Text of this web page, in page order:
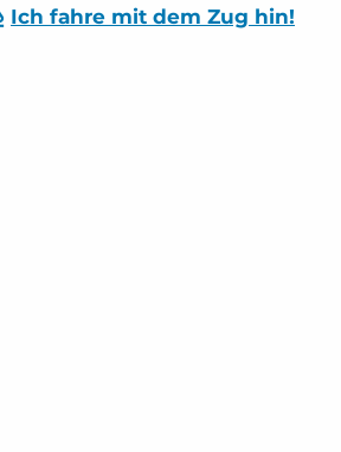
Ich fahre mit dem Zug hin!